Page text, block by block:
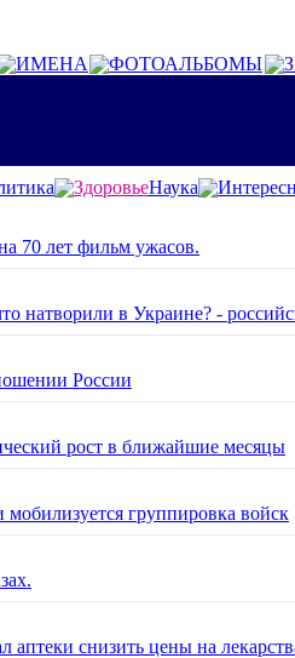
ИМЕНА ФОТОАЛЬБОМЫ
ЗдоровьеНаука
70 лет фильм ужасов.
натворили в Украине? -
России
рост в ближайшие месяцы
группировка войск
снизить цены на